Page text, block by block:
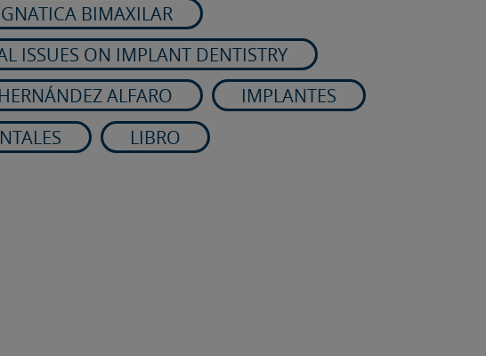
BIMAXILAR
ISSUES ON IMPLANT DENTISTRY
ALFARO
IMPLANTES
LIBRO